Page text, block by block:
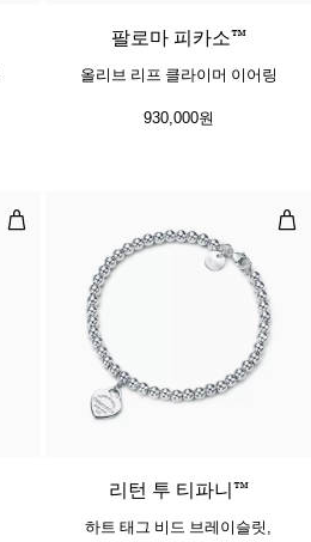
팔로마 피카소™
올리브 리프 클라이머 이어링
930,000원
러브 링, 실버, S 하
리턴 투 티파니™
하트 태그 비드 브레이슬릿,